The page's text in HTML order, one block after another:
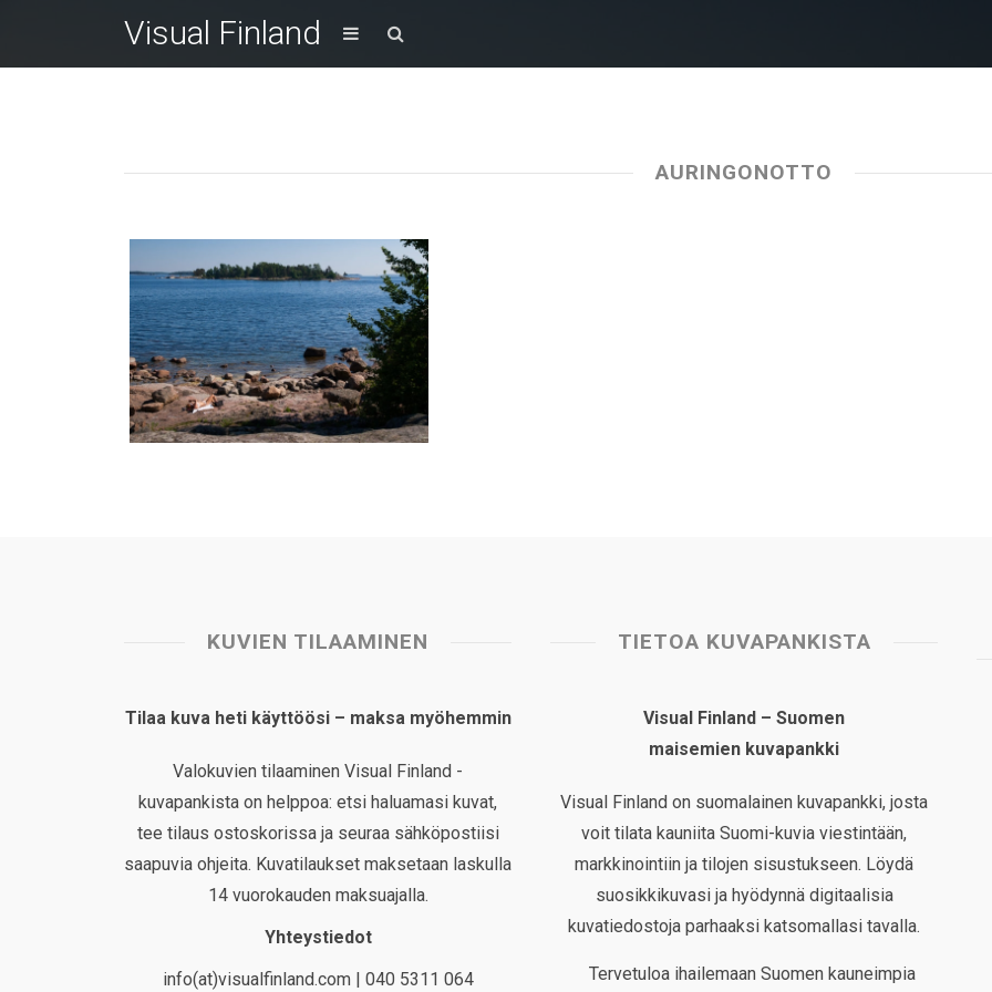
Visual Finland
AURINGONOTTO
KUVIEN TILAAMINEN
Tilaa kuva heti käyttöösi – maksa myöhemmin
Valokuvien tilaaminen Visual Finland -
kuvapankista on helppoa: etsi haluamasi kuvat,
tee tilaus ostoskorissa ja seuraa sähköpostiisi
saapuvia ohjeita. Kuvatilaukset maksetaan laskulla
14 vuorokauden maksuajalla.
Yhteystiedot
info(at)visualfinland.com | 040 5311 064
TIETOA KUVAPANKISTA
Visual Finland – Suomen
maisemien kuvapankki
Visual Finland on suomalainen kuvapankki, josta
voit tilata kauniita Suomi-kuvia viestintään,
markkinointiin ja tilojen sisustukseen. Löydä
suosikkikuvasi ja hyödynnä digitaalisia
kuvatiedostoja parhaaksi katsomallasi tavalla.
Tervetuloa ihailemaan Suomen kauneimpia